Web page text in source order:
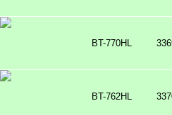
BT-770HL
BT-762HL